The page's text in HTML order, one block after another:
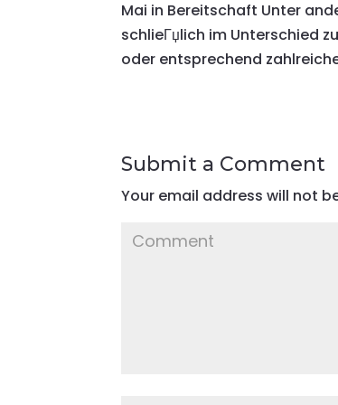
Mai in Bereitschaft Unter
schlieГџlich im Unterschied
oder entsprechend
Submit a Comment
Your email address will not